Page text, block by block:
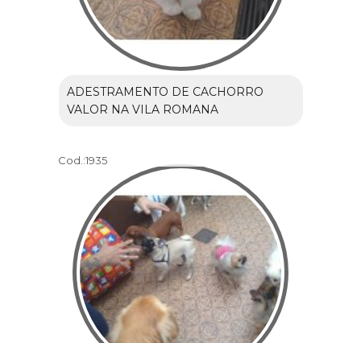
ADESTRAMENTO DE CACHORRO
VALOR NA VILA ROMANA
Cod.:1935